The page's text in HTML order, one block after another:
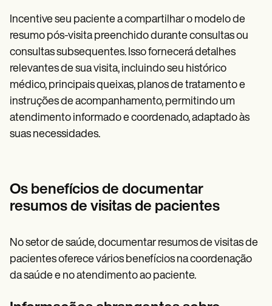
Incentive seu paciente a compartilhar o modelo de
resumo pós-visita preenchido durante consultas ou
consultas subsequentes. Isso fornecerá detalhes
relevantes de sua visita, incluindo seu histórico
médico, principais queixas, planos de tratamento e
instruções de acompanhamento, permitindo um
atendimento informado e coordenado, adaptado às
suas necessidades.
Os benefícios de documentar
resumos de visitas de pacientes
No setor de saúde, documentar resumos de visitas de
pacientes oferece vários benefícios na coordenação
da saúde e no atendimento ao paciente.